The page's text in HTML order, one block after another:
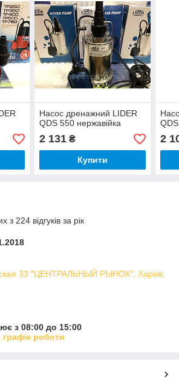
Насос дренажний LIDER
QDS 550 нержавійка
2 131₴
Купити
2
з 224 відгуків за рік
33 "ЦЕНТРАЛЬНЫЙ РЫНОК", Харків,
з 08:00 до 15:00
роботи